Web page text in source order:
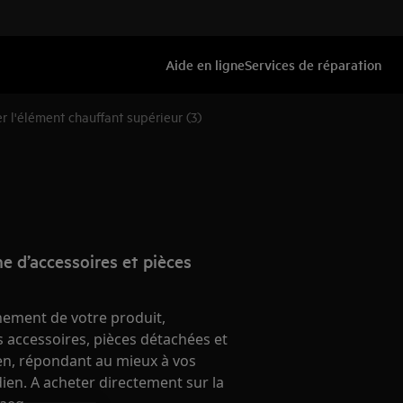
Aide en ligneServices de réparation
l'élément chauffant supérieur (3)
d’accessoires et pièces
de votre produit,
pièces détachées et
répondant au mieux à vos
A acheter directement sur la